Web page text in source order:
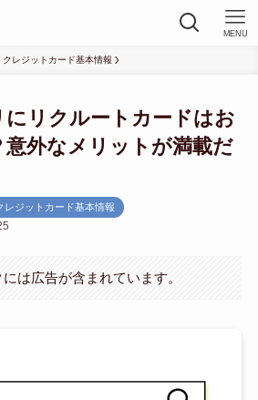
MENU
クレジットカード基本情報
にリクルートカードはお
意外なメリットが満載だ
レジットカード基本情報
は広告が含まれています。